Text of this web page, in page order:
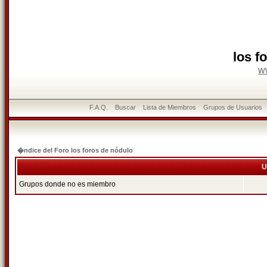
los
F.A.Q. Buscar Lista de Miembros Grupos de Usuarios
�ndice del Foro los foros de nódulo
Grupos donde no es miembro